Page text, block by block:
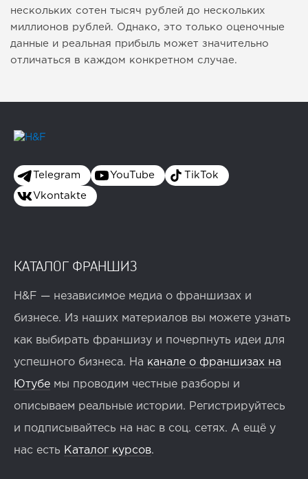
нескольких сотен тысяч рублей до нескольких
миллионов рублей. Однако, это только оценочные
данные и реальная прибыль может значительно
отличаться в каждом конкретном случае.
Telegram YouTube TikTok
Vkontakte
КАТАЛОГ ФРАНШИЗ
H&F — независимое медиа о франшизах и
бизнесе. Из наших материалов вы можете узнать
как выбирать франшизу и почерпнуть идеи для
успешного бизнеса. На канале о франшизах на
Ютубе мы проводим честные разборы и
описываем реальные истории. Регистрируйтесь
и подписывайтесь на нас в соц. сетях. А ещё у
нас есть Каталог курсов.